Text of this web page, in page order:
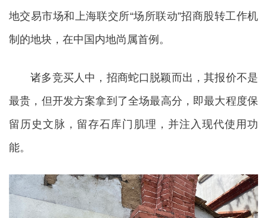
地交易市场和上海联交所“场所联动”招商股转工作机
制的地块，在中国内地尚属首例。
诸多竞买人中，招商蛇口脱颖而出，其报价不是
最贵，但开发方案拿到了全场最高分，即最大程度保
留历史文脉，留存石库门肌理，并注入现代使用功
能。